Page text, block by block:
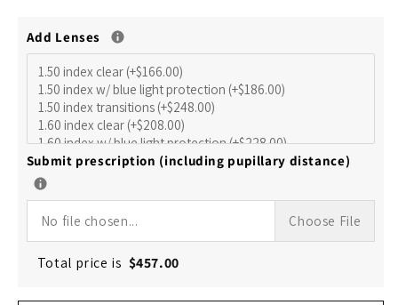
H
fusion
HF-
126
的
数
量
H
fusion
HF-
126
的
量
Add Lenses
Submit prescription (including pupillary distance)
No file chosen... Choose File
Total price is $457.00